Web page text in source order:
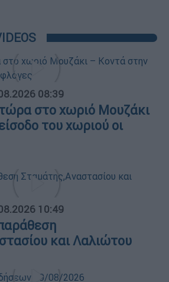
08:39
στο χωριό Μουζάκι
του χωριού οι
10:49
και Λαλιώτου